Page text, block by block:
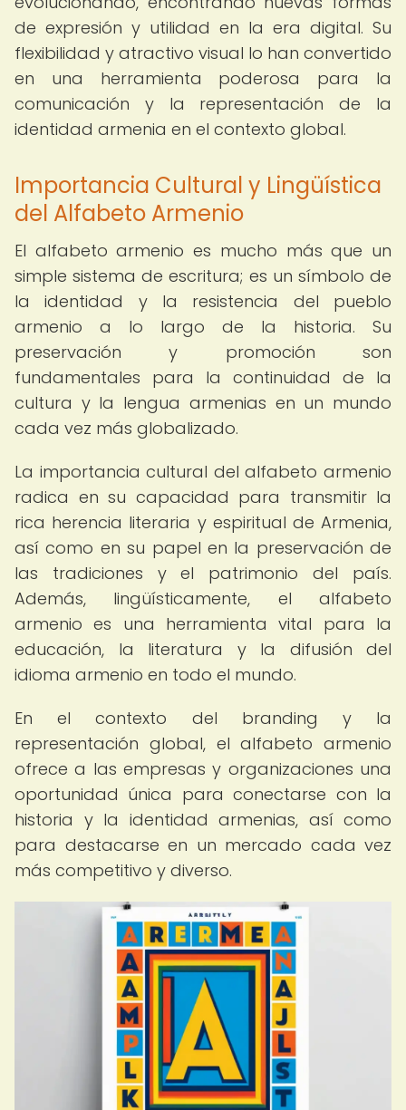
de expresión y utilidad en la era digital. Su
flexibilidad y atractivo visual lo han convertido
en una herramienta poderosa para la
comunicación y la representación de la
identidad armenia en el contexto global.
Importancia Cultural y Lingüística
del Alfabeto Armenio
El alfabeto armenio es mucho más que un
simple sistema de escritura; es un símbolo de
la identidad y la resistencia del pueblo
armenio a lo largo de la historia. Su
preservación y promoción son
fundamentales para la continuidad de la
cultura y la lengua armenias en un mundo
cada vez más globalizado.
La importancia cultural del alfabeto armenio
radica en su capacidad para transmitir la
rica herencia literaria y espiritual de Armenia,
así como en su papel en la preservación de
las tradiciones y el patrimonio del país.
Además, lingüísticamente, el alfabeto
armenio es una herramienta vital para la
educación, la literatura y la difusión del
idioma armenio en todo el mundo.
En el contexto del branding y la
representación global, el alfabeto armenio
ofrece a las empresas y organizaciones una
oportunidad única para conectarse con la
historia y la identidad armenias, así como
para destacarse en un mercado cada vez
más competitivo y diverso.